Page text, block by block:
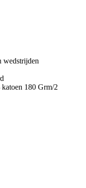
wedstrijden
180 Grm/2